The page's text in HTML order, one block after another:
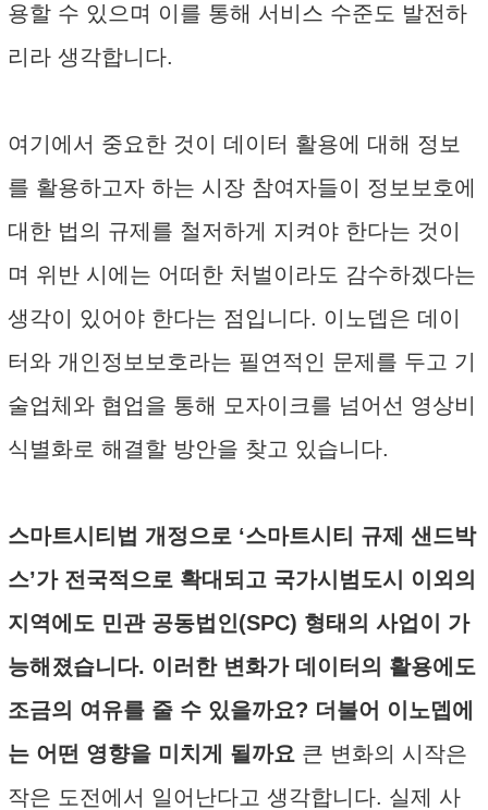
용할 수 있으며 이를 통해 서비스 수준도 발전하
리라 생각합니다.
여기에서 중요한 것이 데이터 활용에 대해 정보
를 활용하고자 하는 시장 참여자들이 정보보호에
대한 법의 규제를 철저하게 지켜야 한다는 것이
며 위반 시에는 어떠한 처벌이라도 감수하겠다는
생각이 있어야 한다는 점입니다. 이노뎁은 데이
터와 개인정보보호라는 필연적인 문제를 두고 기
술업체와 협업을 통해 모자이크를 넘어선 영상비
식별화로 해결할 방안을 찾고 있습니다.
스마트시티법 개정으로 ‘스마트시티 규제 샌드박
스’가 전국적으로 확대되고 국가시범도시 이외의
지역에도 민관 공동법인(SPC) 형태의 사업이 가
능해졌습니다. 이러한 변화가 데이터의 활용에도
조금의 여유를 줄 수 있을까요? 더불어 이노뎁에
는 어떤 영향을 미치게 될까요 큰 변화의 시작은
작은 도전에서 일어난다고 생각합니다. 실제 사